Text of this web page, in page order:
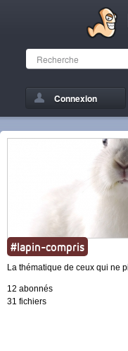
Connexion
#lapin-compris
La thématique de ceux qui ne
12 abonnés
31 fichiers